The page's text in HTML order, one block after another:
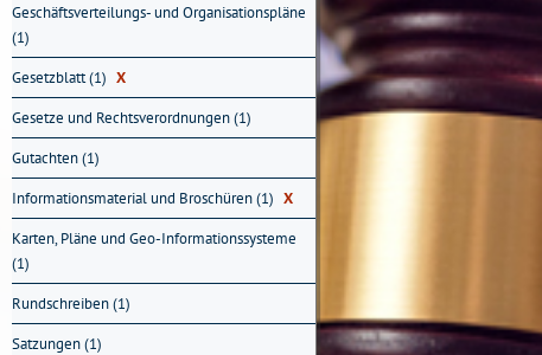
Geschäftsverteilungs- und Organisationspläne
(1)
Gesetzblatt (1) X
Gesetze und Rechtsverordnungen (1)
Gutachten (1)
Informationsmaterial und Broschüren (1) X
Karten, Pläne und Geo-Informationssysteme
(1)
Rundschreiben (1)
Satzungen (1)